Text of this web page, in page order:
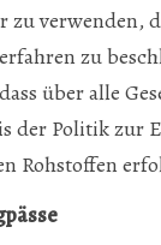
zu verwenden,
zu
über alle
der Politik zur
Rohstoffen